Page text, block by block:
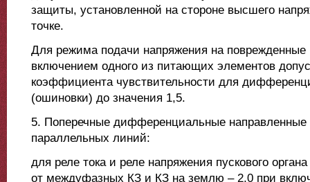
защиты, установленной на стороне высшего
точке.
Для режима подачи напряжения на
включением одного из питающих элементов
коэффициента чувствительности для
(ошиновки) до значения 1,5.
5. Поперечные дифференциальные
параллельных линий:
для реле тока и реле напряжения пускового
от междуфазных КЗ и КЗ на землю – 2,0 при